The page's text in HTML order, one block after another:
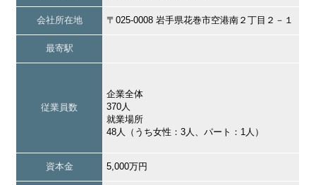
会社所在地 〒025-0008 岩手県花巻市空港南２丁目２－１
最寄駅
従業員数
企業全体
370人
就業場所
48人（うち女性：3人、パート：1人）
資本金 5,000万円